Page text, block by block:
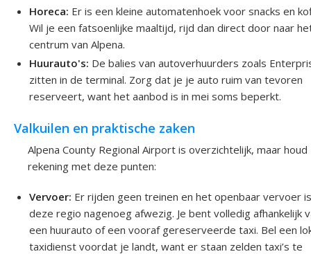
Horeca: Er is een kleine automatenhoek voor snacks en
Wil je een fatsoenlijke maaltijd, rijd dan direct door naar
centrum van Alpena.
Huurauto's: De balies van autoverhuurders zoals
zitten in de terminal. Zorg dat je je auto ruim van tevoren
reserveert, want het aanbod is in mei soms beperkt.
Valkuilen en praktische zaken
Alpena County Regional Airport is overzichtelijk, maar houd
rekening met deze punten:
Vervoer: Er rijden geen treinen en het openbaar vervoer
deze regio nagenoeg afwezig. Je bent volledig afhankelijk
een huurauto of een vooraf gereserveerde taxi. Bel een
taxidienst voordat je landt, want er staan zelden taxi’s te